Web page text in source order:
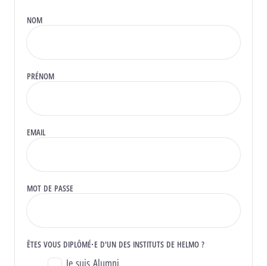
NOM
PRÉNOM
EMAIL
MOT DE PASSE
ÊTES VOUS DIPLÔMÉ·E D'UN DES INSTITUTS DE HELMO ?
Oui, Je suis Alumni